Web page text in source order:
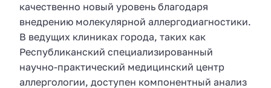
качественно новый уровень благодаря
внедрению молекулярной аллергодиагностики.
В ведущих клиниках города, таких как
Республиканский специализированный
научно-практический медицинский центр
аллергологии, доступен компонентный анализ